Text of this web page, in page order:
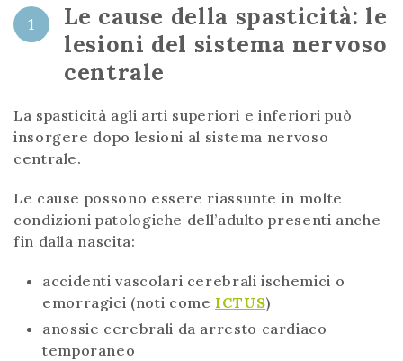
1
Le cause della spasticità: le
lesioni del sistema nervoso
centrale
La spasticità agli arti superiori e inferiori può
insorgere dopo lesioni al sistema nervoso
centrale.
Le cause possono essere riassunte in molte
condizioni patologiche dell’adulto presenti anche
fin dalla nascita:
accidenti vascolari cerebrali ischemici o
emorragici (noti come ICTUS)
anossie cerebrali da arresto cardiaco
temporaneo